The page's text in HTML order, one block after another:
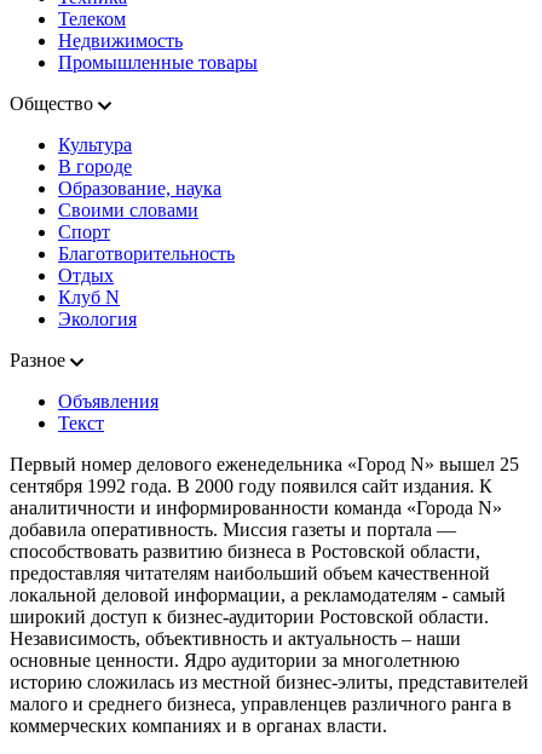
Телеком
Недвижимость
Промышленные товары
Общество
Культура
В городе
Образование, наука
Своими словами
Спорт
Благотворительность
Отдых
Клуб N
Экология
Разное
Объявления
Текст
Первый номер делового еженедельника «Город N» вышел 25
сентября 1992 года. В 2000 году появился сайт издания. К
аналитичности и информированности команда «Города N»
добавила оперативность. Миссия газеты и портала —
способствовать развитию бизнеса в Ростовской области,
предоставляя читателям наибольший объем качественной
локальной деловой информации, а рекламодателям - самый
широкий доступ к бизнес-аудитории Ростовской области.
Независимость, объективность и актуальность – наши
основные ценности. Ядро аудитории за многолетнюю
историю сложилась из местной бизнес-элиты, представителей
малого и среднего бизнеса, управленцев различного ранга в
коммерческих компаниях и в органах власти.